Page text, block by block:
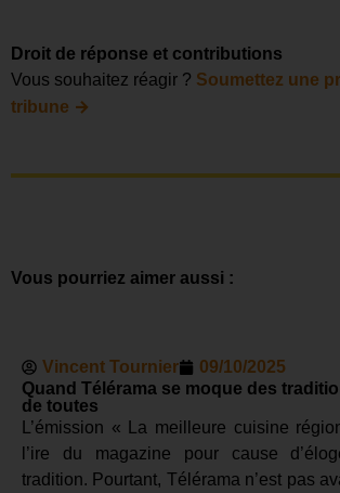
Droit de réponse et contributions
Vous souhaitez réagir ? Soumettez une
tribune →
Vous pourriez aimer aussi :
Vincent Tournier
09/10/2025
Quand Télérama se moque des
de toutes
L’émission « La meilleure cuisine
l’ire du magazine pour cause
tradition. Pourtant, Télérama n’est pas